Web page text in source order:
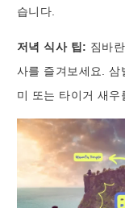
습니다.
저녁 식사 팁: 짐바
사를 즐겨보세요. 삼
미 또는 타이거 새우